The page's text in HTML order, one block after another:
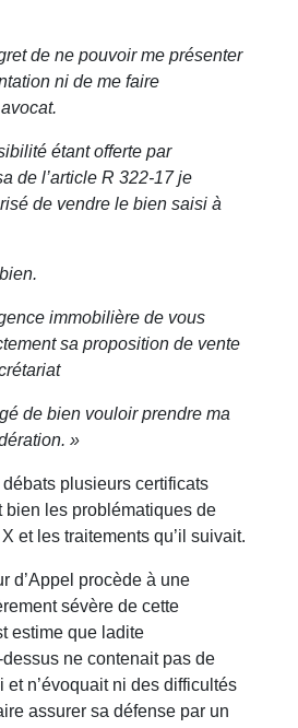
de ne pouvoir me présenter
ni de me faire
étant offerte par
de l’article R 322-17 je
de vendre le bien saisi à
immobilière de vous
sa proposition de vente
de bien vouloir prendre ma
»
plusieurs certificats
bien les problématiques de
et les traitements qu’il suivait.
d’Appel procède à une
sévère de cette
estime que ladite
ne contenait pas de
et n’évoquait ni des difficultés
assurer sa défense par un